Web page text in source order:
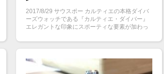
2017/8/29 サウスポー カルティエの本格ダイバ
ーズウォッチである『カルティエ・ダイバー』
エレガントな印象にスポーティな要素が加わっ
ます。